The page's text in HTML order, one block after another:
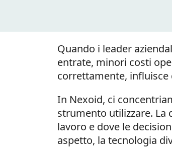
Quando i leader
entrate, minori costi
correttamente,
In Nexoid, ci
strumento utilizzare. La
lavoro e dove le
aspetto, la tecnologia